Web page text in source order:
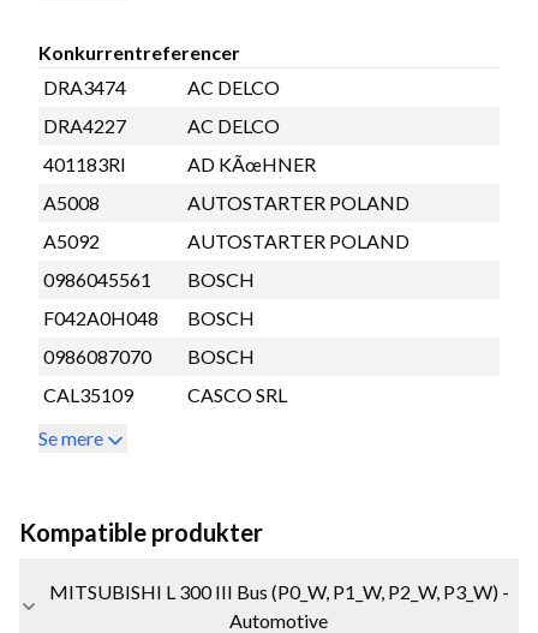
Konkurrentreferencer
DRA3474
AC DELCO
DRA4227
AC DELCO
401183RI
AD KÃœHNER
A5008
AUTOSTARTER POLAND
A5092
AUTOSTARTER POLAND
0986045561
BOSCH
F042A0H048
BOSCH
0986087070
BOSCH
CAL35109
CASCO SRL
Se mere
Kompatible produkter
MITSUBISHI L 300 III Bus (P0_W, P1_W, P2_W, P3_W) -
Automotive